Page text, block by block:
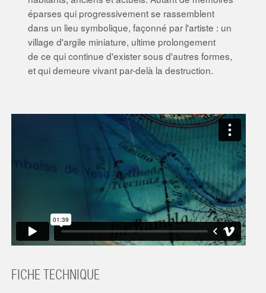
éparses qui progressivement se rassemblent
dans un lieu symbolique, façonné par l'artiste : un
village d'argile miniature, ultime prolongement
de ce qui continue d'exister sous d'autres formes,
et qui demeure vivant par-delà la destruction.
FICHE TECHNIQUE